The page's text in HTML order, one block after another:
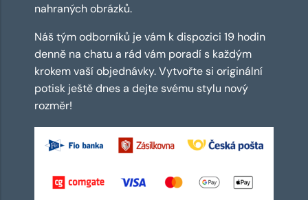
nahraných obrázků.
Náš tým odborníků je vám k dispozici 19 hodin
denně na chatu a rád vám poradí s každým
krokem vaší objednávky. Vytvořte si originální
potisk ještě dnes a dejte svému stylu nový
rozměr!